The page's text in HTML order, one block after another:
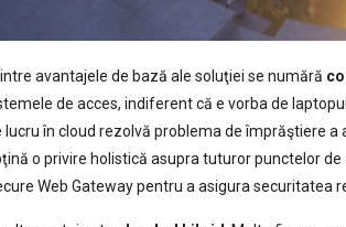
avantajele de bază ale soluţiei se numără
de acces, indiferent că e vorba de
lucru în cloud rezolvă problema de împrăştiere
o privire holistică asupra tuturor punctelor
Web Gateway pentru a asigura securitatea